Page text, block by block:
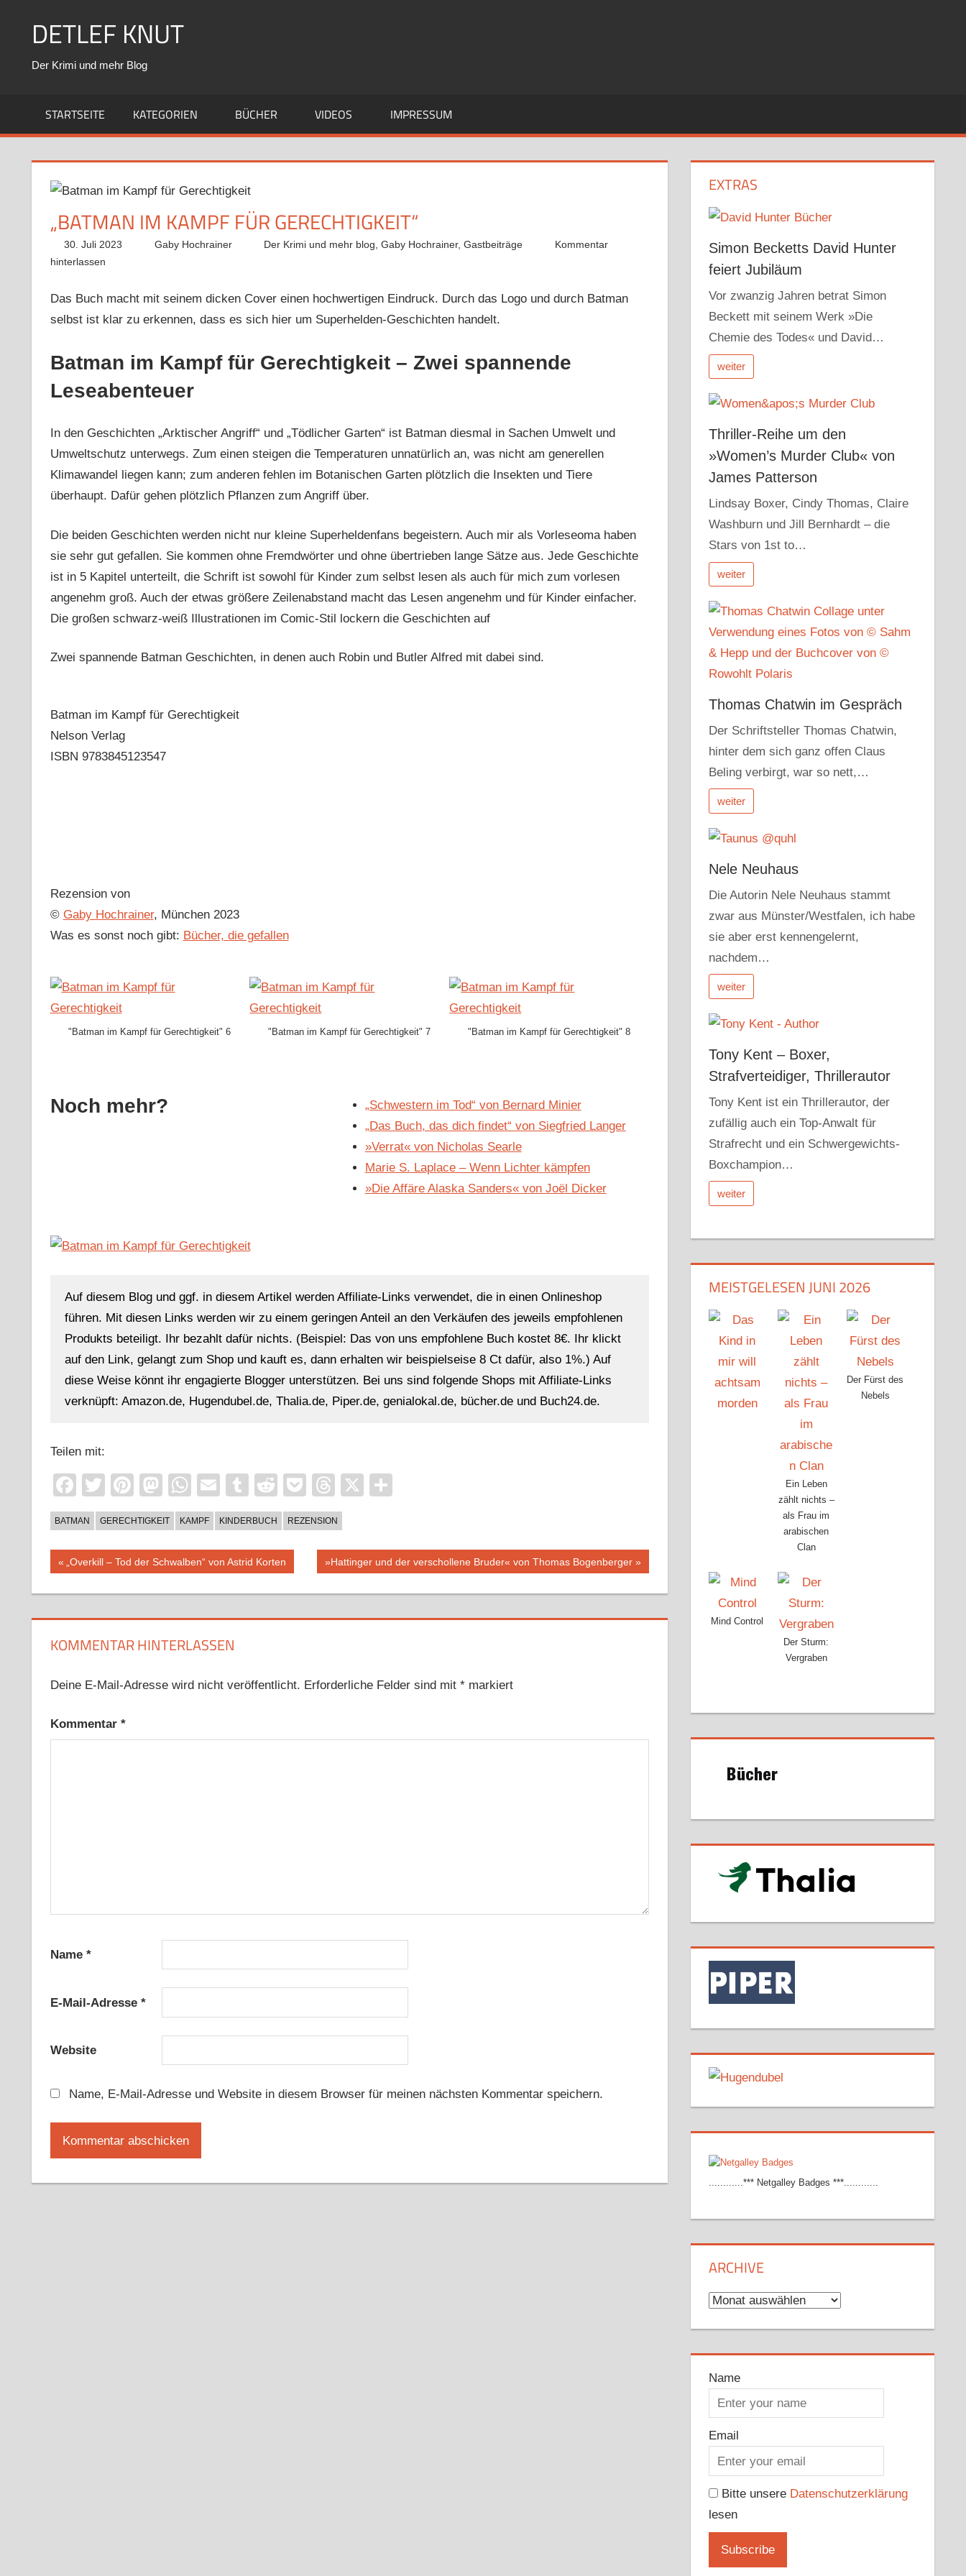
DETLEF KNUT
Der Krimi und mehr Blog
STARTSEITE KATEGORIEN BÜCHER VIDEOS IMPRESSUM
„BATMAN IM KAMPF FÜR GERECHTIGKEIT“
30. Juli 2023 Gaby Hochrainer Der Krimi und mehr blog ,Gaby Hochrainer,Gastbeiträge
Kommentar
hinterlassen
Das Buch macht mit seinem dicken Cover einen hochwertigen Eindruck. Durch das Logo und durch Batman
selbst ist klar zu erkennen, dass es sich hier um Superhelden-Geschichten handelt.
Batman im Kampf für Gerechtigkeit – Zwei spannende
Leseabenteuer
In den Geschichten „Arktischer Angriff“ und „Tödlicher Garten“ ist Batman diesmal in Sachen Umwelt und
Umweltschutz unterwegs. Zum einen steigen die Temperaturen unnatürlich an, was nicht am generellen
Klimawandel liegen kann; zum anderen fehlen im Botanischen Garten plötzlich die Insekten und Tiere
überhaupt. Dafür gehen plötzlich Pflanzen zum Angriff über.
Die beiden Geschichten werden nicht nur kleine Superheldenfans begeistern. Auch mir als Vorleseoma haben
sie sehr gut gefallen. Sie kommen ohne Fremdwörter und ohne übertrieben lange Sätze aus. Jede Geschichte
ist in 5 Kapitel unterteilt, die Schrift ist sowohl für Kinder zum selbst lesen als auch für mich zum vorlesen
angenehm groß. Auch der etwas größere Zeilenabstand macht das Lesen angenehm und für Kinder einfacher.
Die großen schwarz-weiß Illustrationen im Comic-Stil lockern die Geschichten auf
Zwei spannende Batman Geschichten, in denen auch Robin und Butler Alfred mit dabei sind.
Batman im Kampf für Gerechtigkeit
Nelson Verlag
ISBN 9783845123547
Rezension von
© Gaby Hochrainer, München 2023
Was es sonst noch gibt: Bücher, die gefallen
"Batman im Kampf für Gerechtigkeit" 6 "Batman im Kampf für Gerechtigkeit" 7 "Batman im Kampf für Gerechtigkeit" 8
Noch mehr?
„Schwestern im Tod“ von Bernard Minier
„Das Buch, das dich findet“ von Siegfried Langer
»Verrat« von Nicholas Searle
Marie S. Laplace – Wenn Lichter kämpfen
»Die Affäre Alaska Sanders« von Joël Dicker
Auf diesem Blog und ggf. in diesem Artikel werden Affiliate-Links verwendet, die in einen Onlineshop
führen. Mit diesen Links werden wir zu einem geringen Anteil an den Verkäufen des jeweils empfohlenen
Produkts beteiligt. Ihr bezahlt dafür nichts. (Beispiel: Das von uns empfohlene Buch kostet 8€. Ihr klickt
auf den Link, gelangt zum Shop und kauft es, dann erhalten wir beispielseise 8 Ct dafür, also 1%.) Auf
diese Weise könnt ihr engagierte Blogger unterstützen. Bei uns sind folgende Shops mit Affiliate-Links
verknüpft: Amazon.de, Hugendubel.de, Thalia.de, Piper.de, genialokal.de, bücher.de und Buch24.de.
Teilen mit:
Facebook
TwitterPinterest
Mastodon
WhatsApp
EmailTumblr
RedditPocketThreads
X
BATMAN GERECHTIGKEIT KAMPF KINDERBUCH REZENSION
Beitragsnavigation
Vorheriger
„Overkill – Tod der Schwalben“ von Astrid Korten
Nächster
»Hattinger und der verschollene Bruder« von Thomas Bogenberger
KOMMENTAR HINTERLASSEN
Deine E-Mail-Adresse wird nicht veröffentlicht. Erforderliche Felder sind mit *markiert
Kommentar *
Name *
E-Mail-Adresse *
Website
Name, E-Mail-Adresse und Website in diesem Browser für meinen nächsten Kommentar speichern.
EXTRAS
Simon Becketts David Hunter
feiert Jubiläum
Vor zwanzig Jahren betrat Simon
Beckett mit seinem Werk »Die
Chemie des Todes« und David…
weiter
Thriller-Reihe um den
»Women’s Murder Club« von
James Patterson
Lindsay Boxer, Cindy Thomas, Claire
Washburn und Jill Bernhardt – die
Stars von 1st to…
weiter
Thomas Chatwin im Gespräch
Der Schriftsteller Thomas Chatwin,
hinter dem sich ganz offen Claus
Beling verbirgt, war so nett,…
weiter
Nele Neuhaus
Die Autorin Nele Neuhaus stammt
zwar aus Münster/Westfalen, ich habe
sie aber erst kennengelernt,
nachdem…
weiter
Tony Kent – Boxer,
Strafverteidiger, Thrillerautor
Tony Kent ist ein Thrillerautor, der
zufällig auch ein Top-Anwalt für
Strafrecht und ein Schwergewichts-
Boxchampion…
weiter
MEISTGELESEN JUNI 2026
Ein Leben
zählt nichts –
als Frau im
arabischen
Clan
Der Fürst des
Nebels
Mind Control
Der Sturm:
Vergraben
............*** Netgalley Badges ***............
ARCHIVE
Archive
Name
Email
Bitte unsere Datenschutzerklärung
lesen